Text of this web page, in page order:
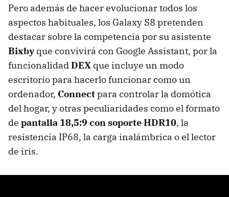
Pero además de hacer evolucionar todos los
aspectos habituales, los Galaxy S8 pretenden
destacar sobre la competencia por su asistente
Bixbyque convivirá con Google Assistant, por la
funcionalidadDEX que incluye un modo
escritorio para hacerlo funcionar como un
ordenador, Connectpara controlar la domótica
del hogar, y otras peculiaridades como el formato
de pantalla 18,5:9 con soporte HDR10, la
resistencia IP68, la carga inalámbrica o el lector
de iris.